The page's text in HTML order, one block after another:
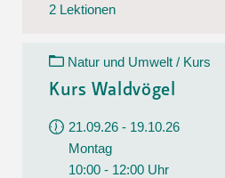
2 Lektionen
Natur und Umwelt / Kurs
Kurs Waldvögel
21.09.26 - 19.10.26
Montag
10:00 - 12:00 Uhr